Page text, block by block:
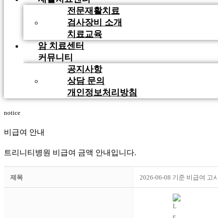
전문재활치료
검사장비 소개
치료교육
암 치료센터
커뮤니티
공지사항
상담 문의
개인정보처리방침
notice
비급여 안내
트리니티병원 비급여 금액 안내입니다.
제목 2026-06-08 기준 비급여 고